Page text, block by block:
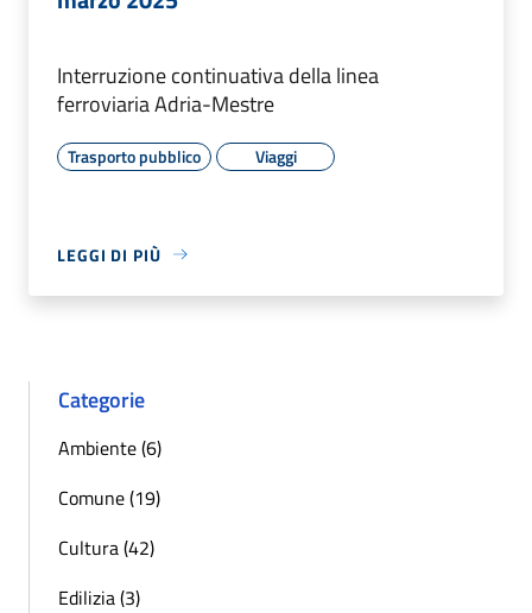
Interruzione continuativa della linea
ferroviaria Adria-Mestre
Trasporto pubblico Viaggi
LEGGI DI PIÙ
Categorie
Ambiente (6)
Comune (19)
Cultura (42)
Edilizia (3)